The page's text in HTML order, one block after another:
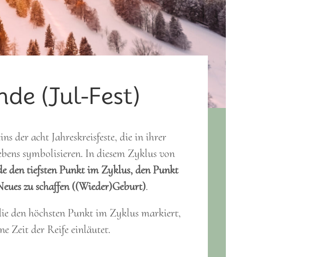
(Jul-Fest)
der acht Jahreskreisfeste, die in ihrer
symbolisieren. In diesem Zyklus von
den tiefsten Punkt im Zyklus, den Punkt
zu schaffen ((Wieder)Geburt).
den höchsten Punkt im Zyklus markiert,
Zeit der Reife einläutet.